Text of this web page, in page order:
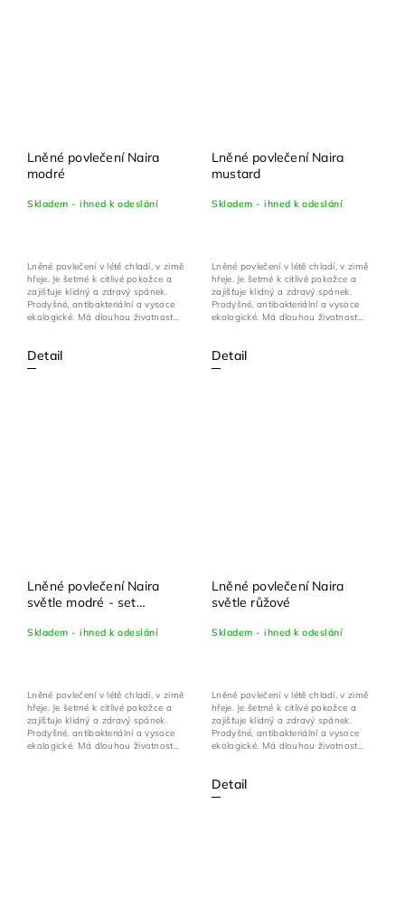
Lněné povlečení Naira
modré
Skladem - ihned k odeslání
Detail
Lněné povlečení v létě chladí, v zimě
hřeje. Je šetrné k citlivé pokožce a
zajišťuje klidný a zdravý spánek.
Prodyšné, antibakteriální a vysoce
ekologické. Má dlouhou životnost...
Lněné povlečení Naira
mustard
Skladem - ihned k odeslání
Detail
Lněné povlečení v létě chladí, v zimě
hřeje. Je šetrné k citlivé pokožce a
zajišťuje klidný a zdravý spánek.
Prodyšné, antibakteriální a vysoce
ekologické. Má dlouhou životnost...
Lněné povlečení Naira
světle modré - set
Skladem - ihned k odeslání
Lněné povlečení v létě chladí, v zimě
hřeje. Je šetrné k citlivé pokožce a
zajišťuje klidný a zdravý spánek.
Prodyšné, antibakteriální a vysoce
ekologické. Má dlouhou životnost...
Lněné povlečení Naira
světle růžové
Skladem - ihned k odeslání
Detail
Lněné povlečení v létě chladí, v zimě
hřeje. Je šetrné k citlivé pokožce a
zajišťuje klidný a zdravý spánek.
Prodyšné, antibakteriální a vysoce
ekologické. Má dlouhou životnost...